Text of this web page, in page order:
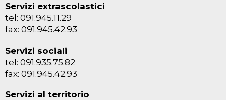
Servizi extrascolastici
tel: 091.945.11.29
fax: 091.945.42.93
Servizi sociali
tel: 091.935.75.82
fax: 091.945.42.93
Servizi al territorio